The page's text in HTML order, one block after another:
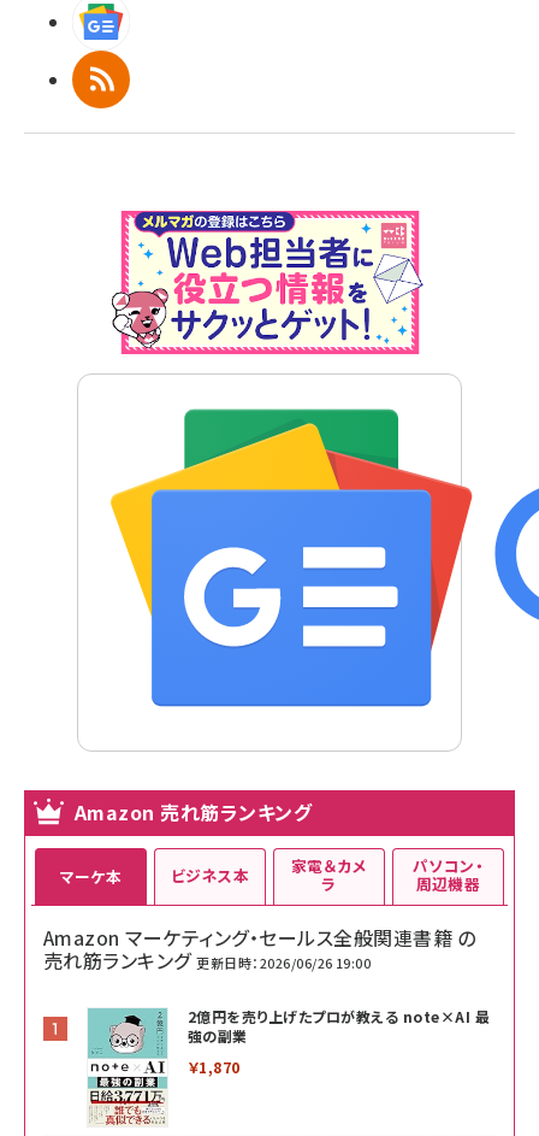
RSS
Amazon 売れ筋ランキング
マーケ本
Amazon マーケティング・セールス全般関連書籍 の
売れ筋ランキング 更新日時：2026/06/26 19:00
2億円を売り上げたプロが教える note×AI 最
強の副業
￥1,870
ビジネス本 家電＆カメ
ラ
パソコン・
周辺機器